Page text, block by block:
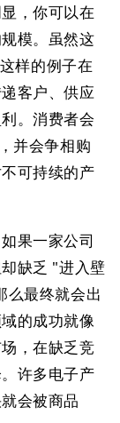
，你可以在
模。虽然这
样的例子在
客户、供应
。消费者会
并会争相购
可持续的产
果一家公司
缺乏 "进入壁
么最终就会出
的成功就像
，在缺乏竞
许多电子产
会被商品